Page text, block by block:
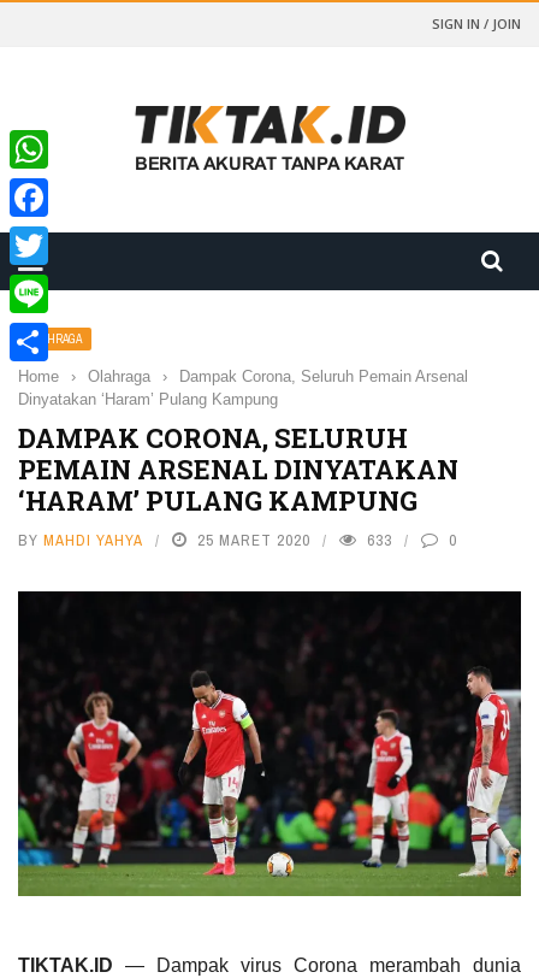
SIGN IN / JOIN
OLAHRAGA
Home › Olahraga ›
Dampak Corona, Seluruh Pemain Arsenal
Dinyatakan ‘Haram’ Pulang Kampung
DAMPAK CORONA, SELURUH
PEMAIN ARSENAL DINYATAKAN
‘HARAM’ PULANG KAMPUNG
BY MAHDI YAHYA 25 MARET 2020 633 0
TIKTAK.ID — Dampak virus Corona merambah dunia
WhatsApp
Facebook
Twitter
Line
Share